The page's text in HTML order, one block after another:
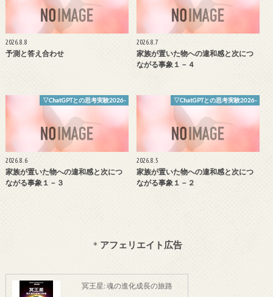
2026.8.8
予測と答え合わせ
2026.8.7
家族が置いた物への違和感と次につ
ながる事象１－４
▽ChatGPTとの思考実験2026-
2026.8.6
家族が置いた物への違和感と次につ
ながる事象１－３
▽ChatGPTとの思考実験2026-
2026.8.5
家族が置いた物への違和感と次につ
ながる事象１－２
＊ アフェリエイト広告
冥王星: 魂の進化成長の旅路